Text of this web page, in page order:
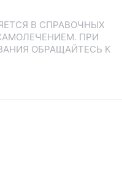
В СПРАВОЧНЫХ
ПРИ
ОБРАЩАЙТЕСЬ К